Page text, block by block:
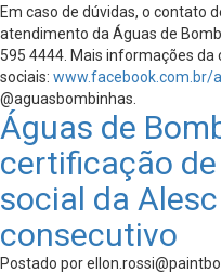
Em caso de dúvidas, o contato
atendimento da Águas de
595 4444. Mais informações da
sociais: www.facebook.com.br/
@aguasbombinhas.
Águas de
certificação
social da
consecutivo
Postado por